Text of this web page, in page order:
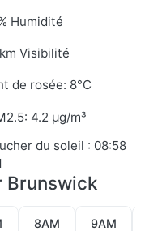
Humidité
Visibilité
de rosée: 8°C
4.2 µg/m³
du soleil : 08:58
Brunswick
8AM 9AM